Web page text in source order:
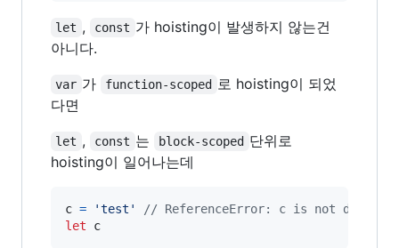
let , const 가 hoisting이 발생하지 않는건
아니다.
var 가 function-scoped
로 hoisting이 되었
다면
let , const 는 block-scoped 단위로
hoisting이 일어나는데
c = 'test'
// ReferenceError: c is not defined
let
c